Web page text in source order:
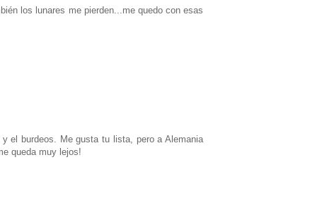
los lunares me pierden...me quedo con esas
el burdeos. Me gusta tu lista, pero a Alemania
queda muy lejos!